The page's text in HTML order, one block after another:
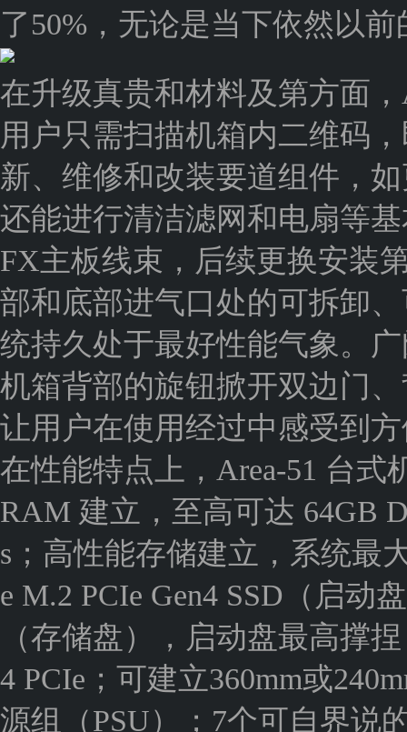
了50%，无论是当下依然以
在升级真贵和材料及第方面
用户只需扫描机箱内二维码
新、维修和改装要道组件，
还能进行清洁滤网和电扇等
FX主板线束，后续更换安装
部和底部进气口处的可拆卸
统持久处于最好性能气象。
机箱背部的旋钮掀开双边门
让用户在使用经过中感受到
在性能特点上，Area-51 台
RAM 建立，至高可达 64GB
s；高性能存储建立，系统最
e M.2 PCIe Gen4 SSD（启动
（存储盘），启动盘最高撑
4 PCIe；可建立360mm或
源组（PSU）；7个可自界说